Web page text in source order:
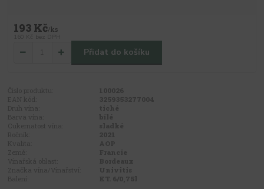
193 Kč/ks
Přidat do košíku